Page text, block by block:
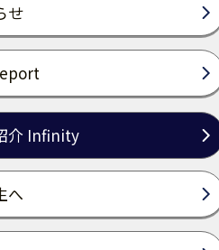
せ
介 Infinity
へ